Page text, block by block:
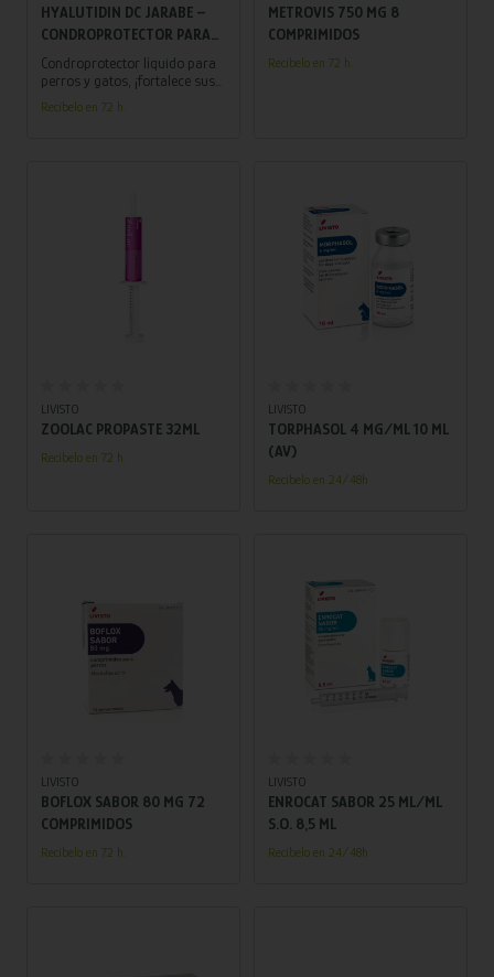
HYALUTIDIN DC JARABE –
CONDROPROTECTOR PARA
PERROS Y GATOS CON ÁCIDO
HIALURÓNICO Y
CONDROITÍN SULFATO
Condroprotector líquido para
perros y gatos, ¡fortalece sus
articulaciones, flexibilidad y
vitalidad, permitiéndoles vivir
Recíbelo en 72 h.
METROVIS 750 MG 8
COMPRIMIDOS
Recíbelo en 72 h.
LIVISTO
ZOOLAC PROPASTE 32ML
Recíbelo en 72 h.
LIVISTO
TORPHASOL 4 MG/ML 10 ML
(AV)
Recíbelo en 24/48h
LIVISTO
BOFLOX SABOR 80 MG 72
COMPRIMIDOS
Recíbelo en 72 h.
LIVISTO
ENROCAT SABOR 25 ML/ML
S.O. 8,5 ML
Recíbelo en 24/48h